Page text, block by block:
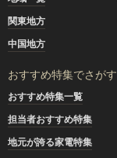
関東地方
中国地方
おすすめ特集でさがす
おすすめ特集一覧
担当者おすすめ特集
地元が誇る家電特集